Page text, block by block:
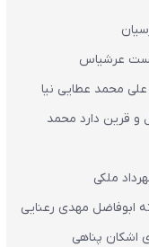
عرشیاس
محمد عطایی نیا
و قرین دارد محمد
ملکی
ابوفاضل مهدی رعنایی
اشکان پناهی